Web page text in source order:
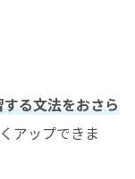
る文法をおさら
アップできま